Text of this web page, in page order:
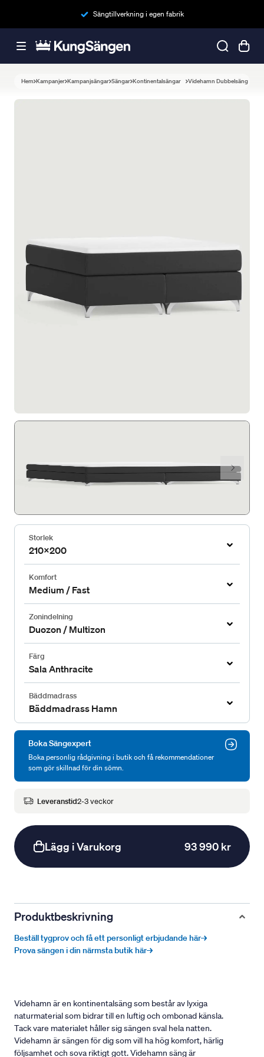
Sängtillverkning i egen fabrik
Hem Kampanjer Kampanjsängar Sängar Kontinentalsängar Videhamn Dubbelsäng
Storlek
210x200
Komfort
Medium / Fast
Zonindelning
Duozon / Multizon
Färg
Sala Anthracite
Bäddmadrass
Bäddmadrass Hamn
Boka Sängexpert
Boka personlig rådgivning i butik och få rekommendationer
som gör skillnad för din sömn.
Leveranstid2-3 veckor
Lägg i Varukorg 93 990 kr
Produktbeskrivning
Beställ tygprov och få ett personligt erbjudande här→
Prova sängen i din närmsta butik här→
Videhamn är en kontinentalsäng som består av lyxiga
naturmaterial som bidrar till en luftig och ombonad känsla.
Tack vare materialet håller sig sängen sval hela natten.
Videhamn är sängen för dig som vill ha hög komfort, härlig
följsamhet och sova riktigt gott. Videhamn säng är